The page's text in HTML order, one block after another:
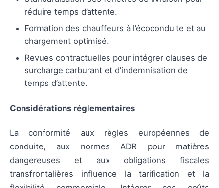
réduire temps d’attente.
Formation des chauffeurs à l’écoconduite et au
chargement optimisé.
Revues contractuelles pour intégrer clauses de
surcharge carburant et d’indemnisation de
temps d’attente.
Considérations réglementaires
La conformité aux règles européennes de
conduite, aux normes ADR pour matières
dangereuses et aux obligations fiscales
transfrontalières influence la tarification et la